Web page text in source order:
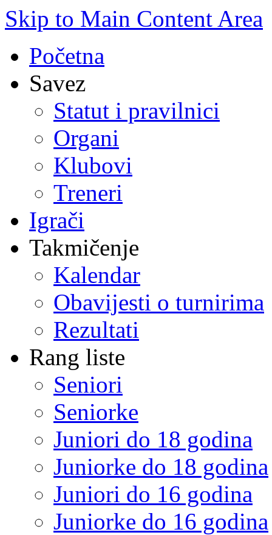
Skip to Main Content Area
Početna
Savez
Statut i pravilnici
Organi
Klubovi
Treneri
Igrači
Takmičenje
Kalendar
Obavijesti o turnirima
Rezultati
Rang liste
Seniori
Seniorke
Juniori do 18 godina
Juniorke do 18 godina
Juniori do 16 godina
Juniorke do 16 godina